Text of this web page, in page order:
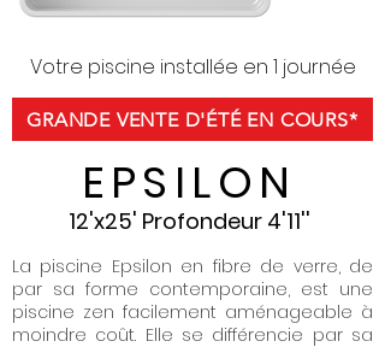
Votre piscine installée en 1 journée
GRANDE VENTE D'ÉTÉ EN COURS*
EPSILON
12'x25' Profondeur 4'11''
La piscine Epsilon en fibre de verre, de
par sa forme contemporaine, est une
piscine zen facilement aménageable à
moindre coût. Elle se différencie par sa